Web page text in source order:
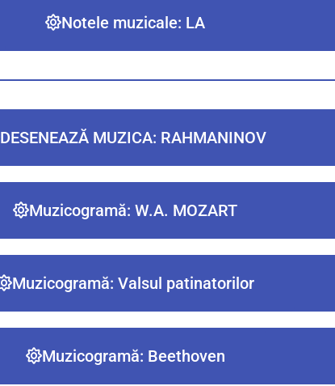
Notele muzicale: LA
DESENEAZĂ MUZICA: RAHMANINOV
Muzicogramă: W.A. MOZART
Muzicogramă: Valsul patinatorilor
Muzicogramă: Beethoven